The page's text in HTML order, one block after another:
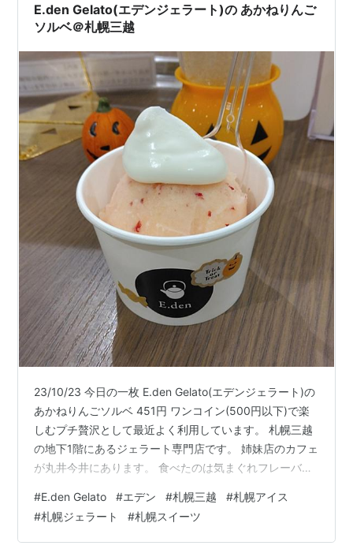
E.den Gelato(エデンジェラート)の あかねりんご
ソルベ＠札幌三越
23/10/23 今日の一枚 E.den Gelato(エデンジェラート)の
あかねりんごソルベ 451円 ワンコイン(500円以下)で楽
しむプチ贅沢として最近よく利用しています。 札幌三越
の地下1階にあるジェラート専門店です。 姉妹店のカフェ
が丸井今井にあります。 食べたのは気まぐれフレーバー
でも食感は固めで酸味が強く淡泊なので、ジェラートと
相性が良いと思いました。非常にさっぱりしていて後味
さわやかです。 所々にりんごの皮が入っていてその食感
#E.den Gelato #エデン #札幌三越 #札幌アイス
#札幌ジェラート #札幌スイーツ